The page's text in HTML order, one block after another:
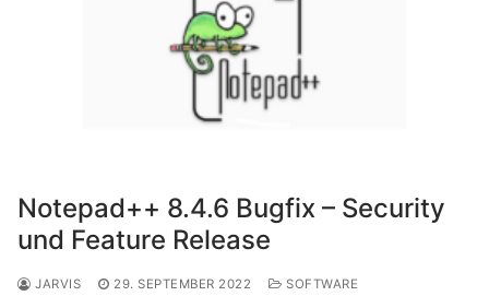
Notepad++ 8.4.6 Bugfix – Security
und Feature Release
JARVIS 29. SEPTEMBER 2022
SOFTWARE